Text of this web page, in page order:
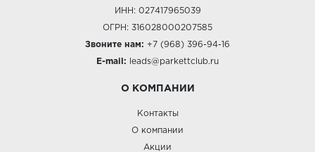
ИНН: 027417965039
ОГРН: 316028000207585
Звоните нам: +7 (968) 396-94-16
E-mail: leads@parkettclub.ru
О КОМПАНИИ
Контакты
О компании
Акции